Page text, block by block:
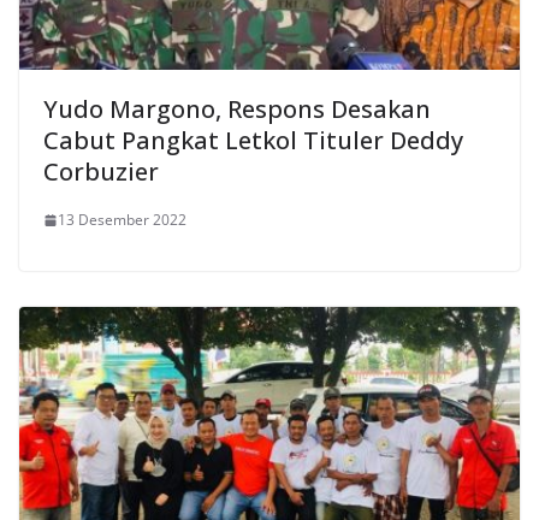
Yudo Margono, Respons Desakan
Cabut Pangkat Letkol Tituler Deddy
Corbuzier
13 Desember 2022